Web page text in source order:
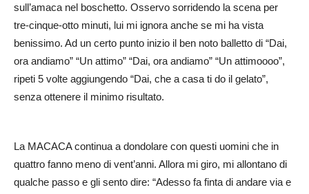
sull’amaca nel boschetto. Osservo sorridendo la scena per
tre-cinque-otto minuti, lui mi ignora anche se mi ha vista
benissimo. Ad un certo punto inizio il ben noto balletto di “Dai,
ora andiamo” “Un attimo” “Dai, ora andiamo” “Un attimoooo”,
ripeti 5 volte aggiungendo “Dai, che a casa ti do il gelato”,
senza ottenere il minimo risultato.
La MACACA continua a dondolare con questi uomini che in
quattro fanno meno di vent’anni. Allora mi giro, mi allontano di
qualche passo e gli sento dire: “Adesso fa finta di andare via e